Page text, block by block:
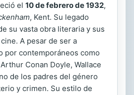
el 10 de febrero de 1932,
, Kent. Su legado
su vasta obra literaria y sus
A pesar de ser a
por contemporáneos como
Conan Doyle, Wallace
de los padres del género
y crimen. Su estilo de